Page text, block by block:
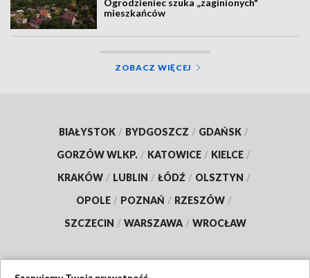
Ogrodzieniec szuka „zaginionych"
mieszkańców
ZOBACZ WIĘCEJ
BIAŁYSTOK / BYDGOSZCZ / GDAŃSK /
GORZÓW WLKP. / KATOWICE / KIELCE /
KRAKÓW / LUBLIN / ŁÓDŹ / OLSZTYN /
OPOLE / POZNAŃ / RZESZÓW /
SZCZECIN / WARSZAWA / WROCŁAW